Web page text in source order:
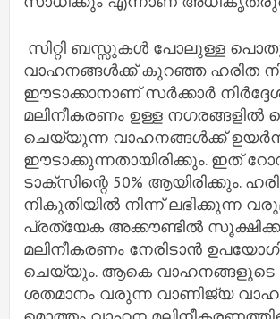
സിറ്റി ബസ്സുകൾ പോലുള്ള
വാഹനങ്ങൾക്ക് കുറഞ്ഞ ഹരിത
ഈടാക്കാനാണ് സർക്കാർ
മലിനീകരണം ഉള്ള നഗരങ്ങളിൽ
ചെയ്യുന്ന വാഹനങ്ങൾക്ക്
ഈടാക്കുന്നതായിരിക്കും. ഇത്
ടാക്സിന്റെ 50% ആയിരിക്കും.
നികുതിയിൽ നിന്ന് ലഭിക്കുന്ന
പ്രത്യേക അക്കൗണ്ടിൽ
മലിനീകരണം നേരിടാൻ
ചെയ്യും. ആകെ
ശതമാനം വരുന്ന വാണിജ്യ